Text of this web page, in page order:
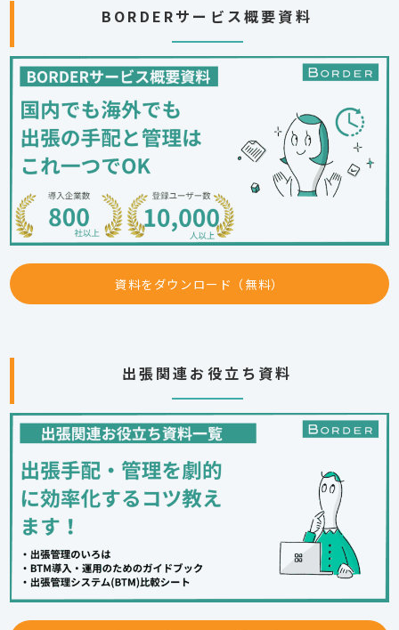
BORDERサービス概要資料
資料をダウンロード（無料）
出張関連お役立ち資料